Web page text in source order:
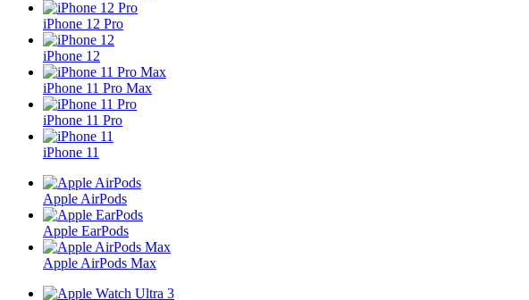
iPhone 12 Pro
iPhone 12
iPhone 11 Pro Max
iPhone 11 Pro
iPhone 11
Apple AirPods
Apple EarPods
Apple AirPods Max